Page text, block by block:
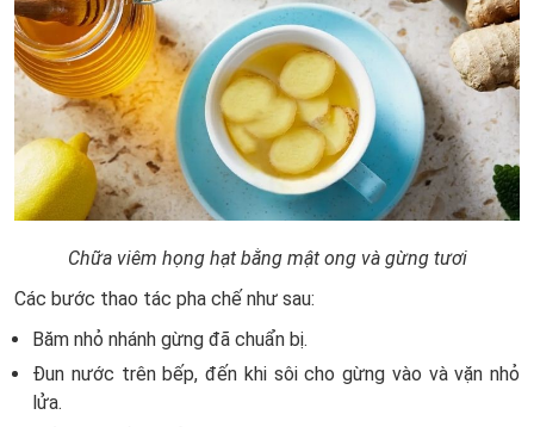
Chữa viêm họng hạt bằng mật ong và gừng tươi
Các bước thao tác pha chế như sau:
Băm nhỏ nhánh gừng đã chuẩn bị.
Đun nước trên bếp, đến khi sôi cho gừng vào và vặn nhỏ
lửa.